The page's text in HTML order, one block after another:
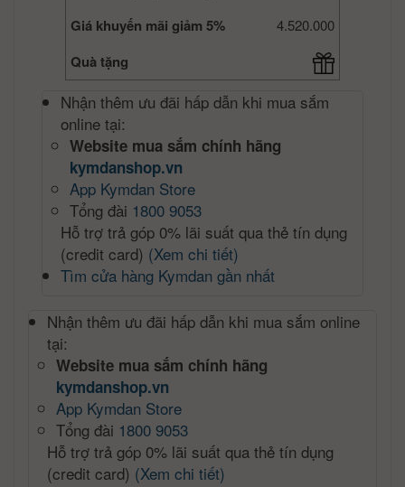
4.520.000
Giá khuyến mãi giảm 5%
Quà tặng
Nhận thêm ưu đãi hấp dẫn khi mua sắm
online tại:
Website mua sắm chính hãng
kymdanshop.vn
App Kymdan Store
Tổng đài 1800 9053
Hỗ trợ trả góp 0% lãi suất qua thẻ tín dụng
(credit card) (Xem chi tiết)
Tìm cửa hàng Kymdan gần nhất
Nhận thêm ưu đãi hấp dẫn khi mua sắm online
tại:
Website mua sắm chính hãng
kymdanshop.vn
App Kymdan Store
Tổng đài 1800 9053
Hỗ trợ trả góp 0% lãi suất qua thẻ tín dụng
(credit card) (Xem chi tiết)